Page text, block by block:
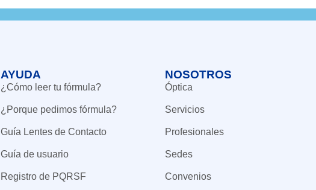
AYUDA
¿Cómo leer tu fórmula?
¿Porque pedimos fórmula?
Guía Lentes de Contacto
Guía de usuario
Registro de PQRSF
NOSOTROS
Óptica
Servicios
Profesionales
Sedes
Convenios